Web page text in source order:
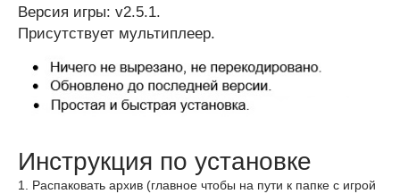
Версия игры: v2.5.1.
Присутствует мультиплеер.
Инструкция по установке
1. Распаковать архив (главное чтобы на пути к папке с игрой